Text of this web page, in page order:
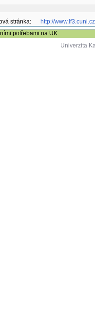
stránka:
http://
potřebami na UK
Univerzita